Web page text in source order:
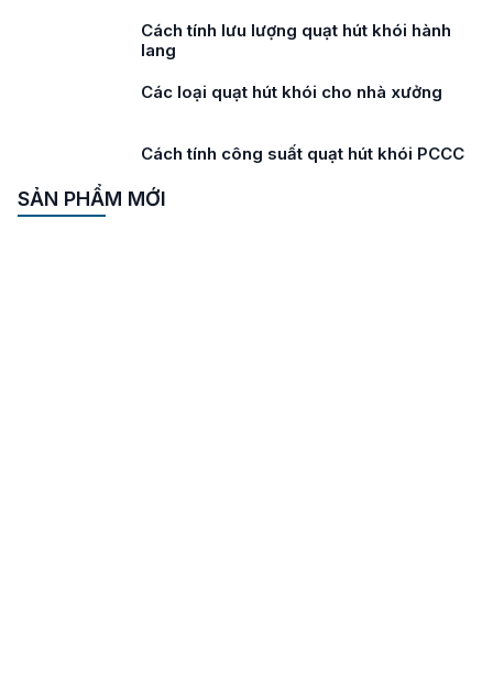
Cách tính lưu lượng quạt hút khói hành
lang
Các loại quạt hút khói cho nhà xưởng
Cách tính công suất quạt hút khói PCCC
SẢN PHẨM MỚI